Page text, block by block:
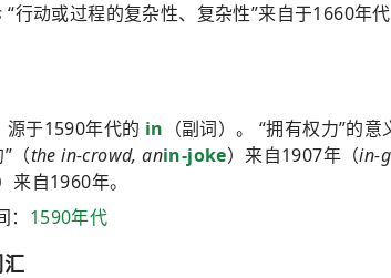
“行动或过程的复杂性、复杂性”来自于1660年
源于1590年代的 in （副词）。 “拥有权力”的意
（the in-crowd, anin-joke）来自1907年（in-
来自1960年。
1590年代